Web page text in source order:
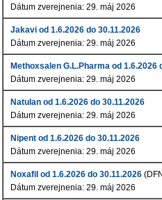
Dátum zverejnenia: 29. máj 2026
Jakavi od 1.6.2026 do 30.11.2026
Dátum zverejnenia: 29. máj 2026
Methoxsalen G.L.Pharma od 1.6.2026
Dátum zverejnenia: 29. máj 2026
Natulan od 1.6.2026 do 30.11.2026
Dátum zverejnenia: 29. máj 2026
Nipent od 1.6.2026 do 30.11.2026
Dátum zverejnenia: 29. máj 2026
Noxafil od 1.6.2026 do 30.11.2026
Dátum zverejnenia: 29. máj 2026